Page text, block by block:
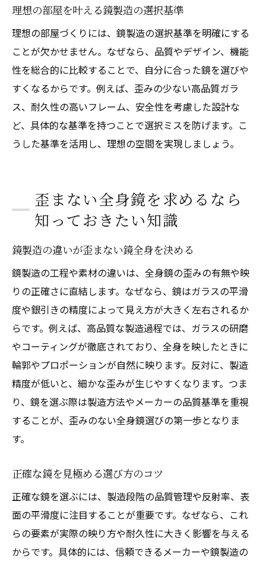
理想の部屋を叶える鏡製造の選択基準
理想の部屋づくりには、鏡製造の選択基準を明確にする
ことが欠かせません。なぜなら、品質やデザイン、機能
性を総合的に比較することで、自分に合った鏡を選びや
すくなるからです。例えば、歪みの少ない高品質ガラ
ス、耐久性の高いフレーム、安全性を考慮した設計な
ど、具体的な基準を持つことで選択ミスを防げます。こ
うした基準を活用し、理想の空間を実現しましょう。
歪まない全身鏡を求めるなら
知っておきたい知識
鏡製造の違いが歪まない鏡全身を決める
鏡製造の工程や素材の違いは、全身鏡の歪みの有無や映
りの正確さに直結します。なぜなら、鏡はガラスの平滑
度や銀引きの精度によって見え方が大きく左右されるか
らです。例えば、高品質な製造過程では、ガラスの研磨
やコーティングが徹底されており、全身を映したときに
輪郭やプロポーションが自然に映ります。反対に、製造
精度が低いと、細かな歪みが生じやすくなります。つま
り、鏡を選ぶ際は製造方法やメーカーの品質基準を重視
することが、歪みのない全身鏡選びの第一歩となりま
す。
正確な鏡を見極める選び方のコツ
正確な鏡を選ぶには、製造段階の品質管理や反射率、表
面の平滑度に注目することが重要です。なぜなら、これ
らの要素が実際の映り方や耐久性に大きく影響を与える
からです。具体的には、信頼できるメーカーや鏡製造の